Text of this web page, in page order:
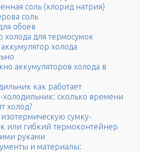
соль (хлорид натрия)
соль
обоев
холода для термосумок
холода
аккумуляторов холода в
как работает
холодильник: сколько времени
холод?
изотермическую сумку-
или гибкий термоконтейнер
руками
и материалы: